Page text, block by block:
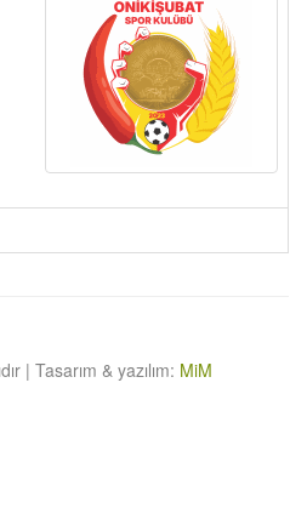
| Tasarım & yazılım: MiM